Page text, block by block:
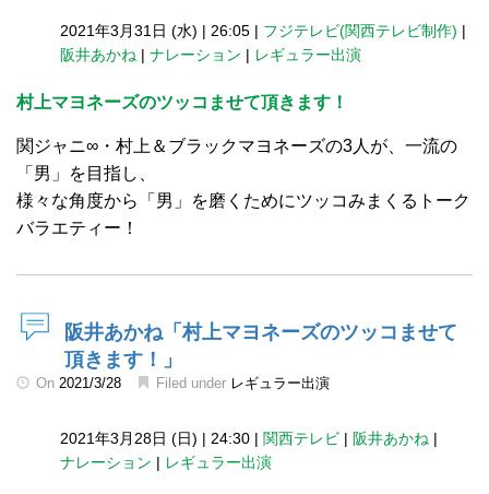
2021年3月31日 (水) | 26:05 | フジテレビ(関西テレビ制作) |
阪井あかね | ナレーション | レギュラー出演
村上マヨネーズのツッコませて頂きます！
関ジャニ∞・村上＆ブラックマヨネーズの3人が、一流の
「男」を目指し、
様々な角度から「男」を磨くためにツッコみまくるトーク
バラエティー！
阪井あかね「村上マヨネーズのツッコませて
頂きます！」
On 2021/3/28 Filed under レギュラー出演
2021年3月28日 (日) | 24:30 | 関西テレビ | 阪井あかね |
ナレーション | レギュラー出演